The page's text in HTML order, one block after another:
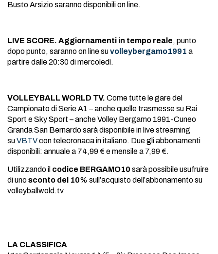
Busto Arsizio saranno disponibili on line.
LIVE SCORE. Aggiornamenti in tempo reale, punto
dopo punto, saranno on line suvolleybergamo1991 a
partire dalle 20:30 di mercoledì.
VOLLEYBALL WORLD TV. Come tutte le gare del
Campionato di Serie A1 – anche quelle trasmesse su Rai
Sport e Sky Sport – anche Volley Bergamo 1991-Cuneo
Granda San Bernardo sarà disponibile in live streaming
suVBTVcon telecronaca in italiano. Due gli abbonamenti
disponibili: annuale a 74,99 € e mensile a 7,99 €.
Utilizzando il codice BERGAMO10 sarà possibile usufruire
di unosconto del 10% sull’acquisto dell’abbonamento su
volleyballwold.tv
LA CLASSIFICA